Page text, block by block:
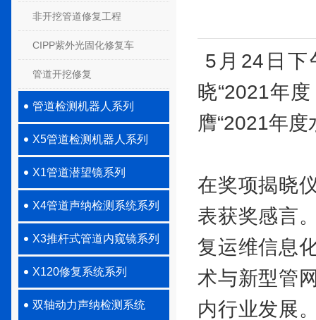
非开挖管道修复工程
CIPP紫外光固化修复车
管道开挖修复
管道检测机器人系列
X5管道检测机器人系列
X1管道潜望镜系列
X4管道声纳检测系统系列
X3推杆式管道内窥镜系列
X120修复系统系列
双轴动力声纳检测系统
5月24日下
晓“2021年
膺“2021年
在奖项揭晓
表获奖感言
复运维信息
术与新型管
内行业发展